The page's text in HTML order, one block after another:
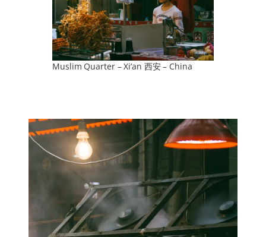
Muslim Quarter – Xi’an 西安 – China